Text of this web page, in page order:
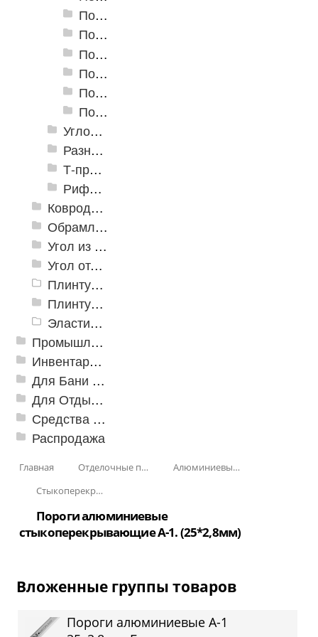
Пороги алюминиевые А-39 39х5,4 мм (открытый крепеж)
Пороги алюминиевые А-45 45х4,4 мм (открытый крепеж)
Пороги алюминиевые B-1 30х4,2 мм (скрытый крепеж)
Пороги алюминиевые B-2 37х4,4 мм (скрытый крепеж)
Пороги алюминиевые B-4 41х6-13 мм (скрытый крепеж)
Пороги алюминиевые B-5 80х4,6 мм (скрытый крепеж)
Угловые алюминиевые пороги
Разноуровневые алюминиевые профили
Т-профиль
Рифленые алюминиевые листы и углы квинтет
Ковродержатели
Обрамление
Угол из ПВХ
Угол отделочный арочный
Плинтус для столешниц
Плинтусы «KronPlast»
Эластичный напольно-стыковочный профиль Cezar
Промышленный текстиль
Инвентарь для клининга
Для Бани и Сауны
Для Отдыха и Пикника
Средства от насекомых и садовых вредителей
Распродажа
Главная Отделочные профили
Алюминиевые пороги
Стыкоперекрывающие алюминиевые пороги
Пороги алюминиевые
стыкоперекрывающие А-1. (25*2,8мм)
Вложенные группы товаров
Пороги алюминиевые А-1